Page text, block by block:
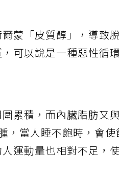
蒙「皮質醇」，導致
可以說是一種惡性循環
累積，而內臟脂肪又
，當人睡不飽時，會
運動量也相對不足，